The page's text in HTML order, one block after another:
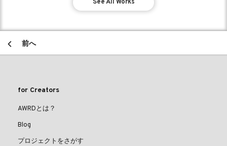
See All Works
前へ
for Creators
AWRDとは？
Blog
プロジェクトをさがす